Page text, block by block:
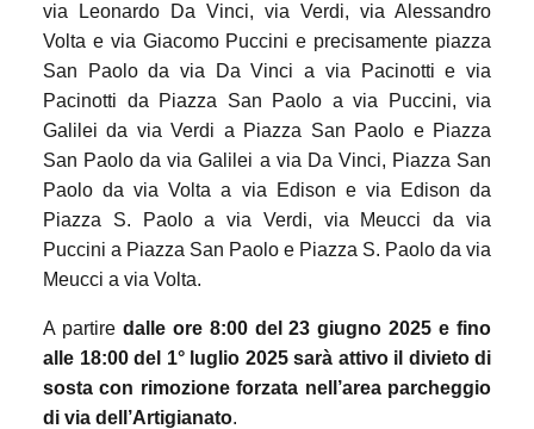
via Leonardo Da Vinci, via Verdi, via Alessandro
Volta e via Giacomo Puccini e precisamente piazza
San Paolo da via Da Vinci a via Pacinotti e via
Pacinotti da Piazza San Paolo a via Puccini, via
Galilei da via Verdi a Piazza San Paolo e Piazza
San Paolo da via Galilei a via Da Vinci, Piazza San
Paolo da via Volta a via Edison e via Edison da
Piazza S. Paolo a via Verdi, via Meucci da via
Puccini a Piazza San Paolo e Piazza S. Paolo da via
Meucci a via Volta.
A partire dalle ore 8:00 del 23 giugno 2025 e fino
alle 18:00 del 1° luglio 2025 sarà attivo il divieto di
sosta con rimozione forzata nell’area parcheggio
di via dell’Artigianato.